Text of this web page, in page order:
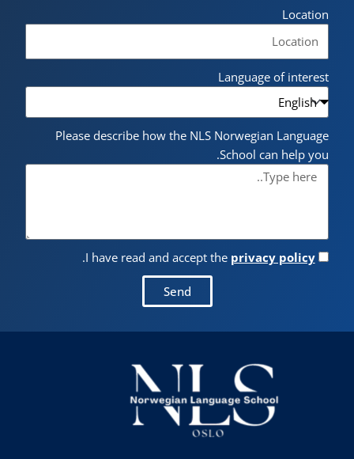
Location
Language of interest
Please describe how the NLS Norwegian Language
School can help you.
I have read and accept the privacy policy
.
Send